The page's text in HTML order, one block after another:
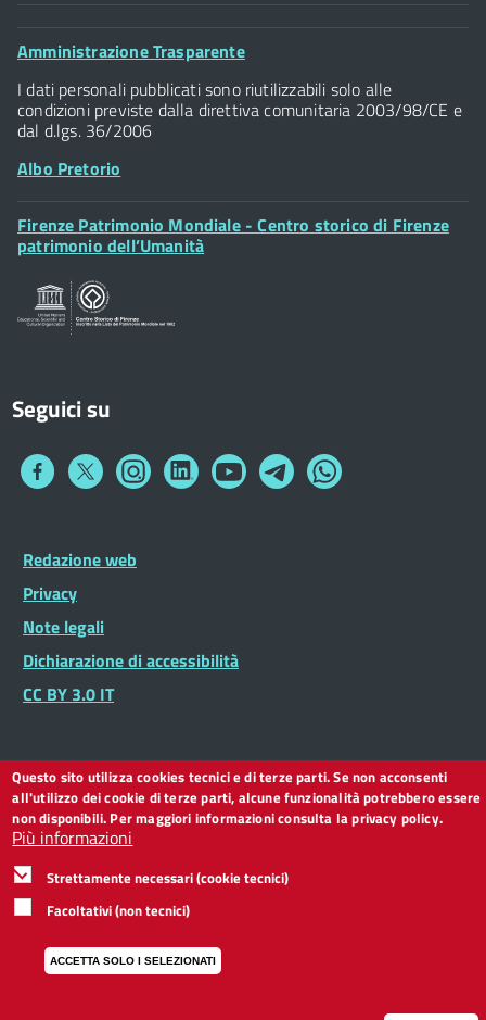
Comune di Firenze
Palazzo Vecchio
Piazza della Signoria - 50122, Firenze
P.IVA 01307110484
Posta Elettronica Certificata
Footer
Amministrazione Trasparente
I dati personali pubblicati sono riutilizzabili solo alle
condizioni previste dalla direttiva comunitaria 2003/98/CE e
dal d.lgs. 36/2006
Albo Pretorio
Footer
Widget
Firenze Patrimonio Mondiale - Centro storico di Firenze
patrimonio dell’Umanità
Seguici su
Collegamento
Collegamento
a
Collegamento
a
Collegamento
a
Collegamento
a
Collegamento
a
Collegamento
a
Footer
Widget
Footer
menu
Redazione web
Privacy
Note legali
Dichiarazione di accessibilità
CC BY 3.0 IT
Questo sito utilizza cookies tecnici e di terze parti. Se non acconsenti
all'utilizzo dei cookie di terze parti, alcune funzionalità potrebbero essere
non disponibili. Per maggiori informazioni consulta la privacy policy.
Più informazioni
Strettamente necessari (cookie tecnici)
Facoltativi (non tecnici)
ACCETTA SOLO I SELEZIONATI